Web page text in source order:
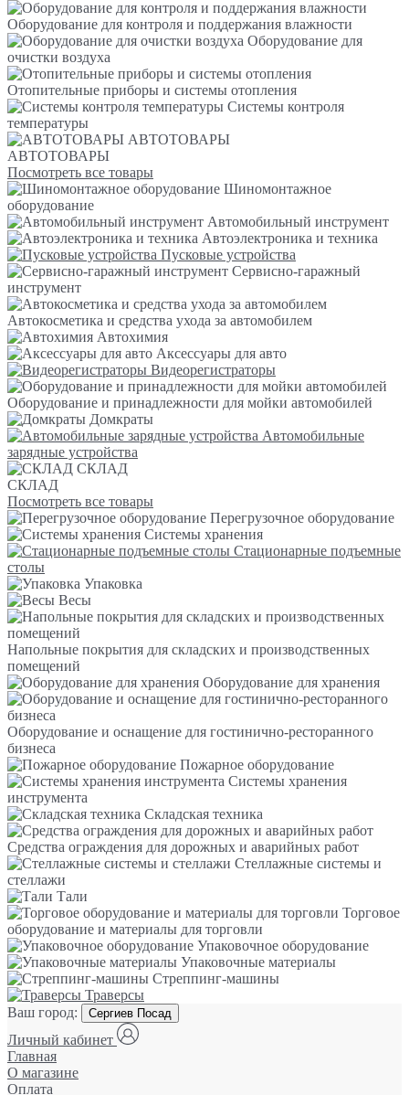
Оборудование для контроля и поддержания влажности
Оборудование для
очистки воздуха
Отопительные приборы и системы отопления
Системы контроля
температуры
АВТОТОВАРЫ
АВТОТОВАРЫ
Посмотреть все товары
Шиномонтажное
оборудование
Автомобильный инструмент
Автоэлектроника и техника
Пусковые устройства
Сервисно-гаражный
инструмент
Автокосметика и средства ухода за автомобилем
Автохимия
Аксессуары для авто
Видеорегистраторы
Оборудование и принадлежности для мойки автомобилей
Домкраты
Автомобильные
зарядные устройства
СКЛАД
СКЛАД
Посмотреть все товары
Перегрузочное оборудование
Системы хранения
Стационарные подъемные
столы
Упаковка
Весы
Напольные покрытия для складских и производственных
помещений
Оборудование для хранения
Оборудование и оснащение для гостинично-ресторанного
бизнеса
Пожарное оборудование
Системы хранения
инструмента
Складская техника
Средства ограждения для дорожных и аварийных работ
Стеллажные системы и
стеллажи
Тали
Торговое
оборудование и материалы для торговли
Упаковочное оборудование
Упаковочные материалы
Стреппинг-машины
Траверсы
Ваш город:
Сергиев Посад
Личный кабинет
Главная
О магазине
Оплата